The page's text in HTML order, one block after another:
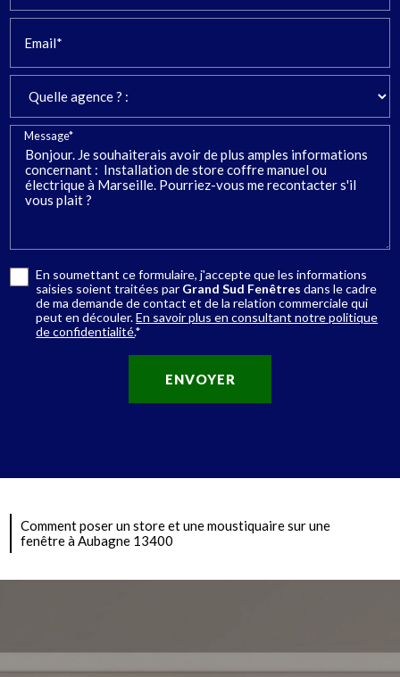
Email*
Message*
En soumettant ce formulaire, j'accepte que les informations
saisies soient traitées par Grand Sud Fenêtres dans le cadre
de ma demande de contact et de la relation commerciale qui
peut en découler.En savoir plus en consultant notre politique
de confidentialité.*
Comment poser un store et une moustiquaire sur une
fenêtre à Aubagne 13400